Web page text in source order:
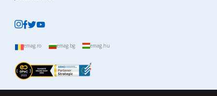
emag.ro emag.bg emag.hu